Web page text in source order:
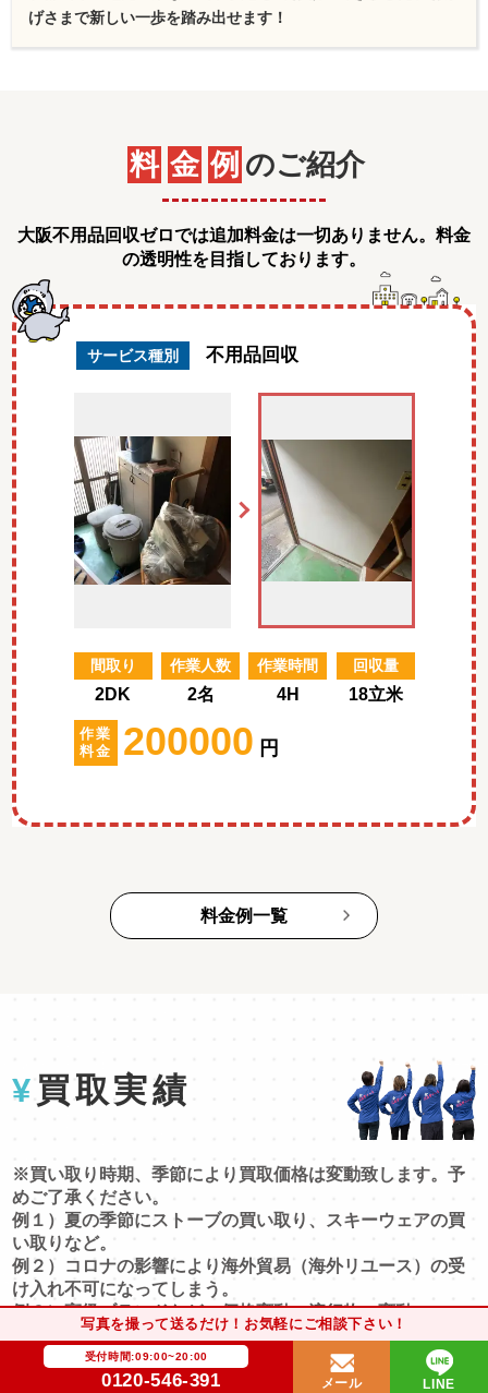
げさまで新しい一歩を踏み出せます！
料 金 例 のご紹介
大阪不用品回収ゼロでは追加料金は一切ありません。料金
の透明性を目指しております。
サービス種別 不用品回収
間取り
2DK
作業人数
2名
作業時間
4H
回収量
18立米
作業
料金
200000 円
料金例一覧
¥ 買取実績
※買い取り時期、季節により買取価格は変動致します。予
めご了承ください。
例１）夏の季節にストーブの買い取り、スキーウェアの買
い取りなど。
例２）コロナの影響により海外貿易（海外リユース）の受
け入れ不可になってしまう。
例３）高級ブランドなどの価格変動、流行物の変動。
※以下買い取り事例は買い取りのみの利用、買い取り＋サ
ービス利用が混合しております！目安としてご覧くださ
写真を撮って送るだけ！お気軽にご相談下さい！
受付時間:09:00~20:00
0120-546-391 メール LINE